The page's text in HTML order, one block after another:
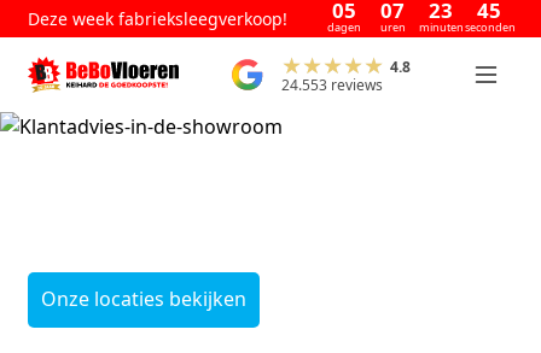
Deze week fabrieksleegverkoop! 05
dagen
07
uren
23
minuten
44
seconden
4.8
24.553 reviews
Onze locaties bekijken